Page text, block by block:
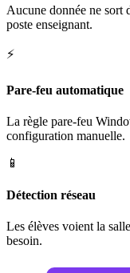
Aucune donnée ne sort
poste enseignant.
⚡
Pare-feu automatique
La règle pare-feu
configuration manuelle.
📱
Détection réseau
Les élèves voient la
besoin.